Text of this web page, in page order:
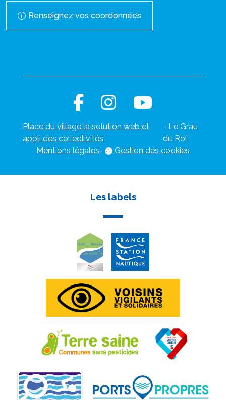
Renseignez vos coordonnées
Place du village la solution web et
appli des collectivités
- Le Grau
du Roi
Mentions légales- Gestion des cookies
Les labels